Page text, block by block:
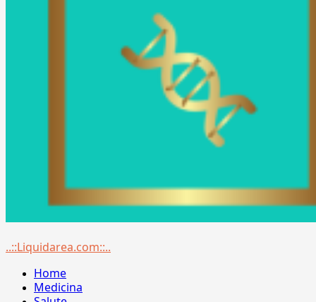
Menu
..::Liquidarea.com::..
Home
Medicina